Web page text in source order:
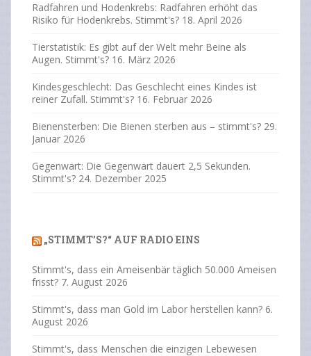
Radfahren und Hodenkrebs: Radfahren erhöht das
Risiko für Hodenkrebs. Stimmt's? 18. April 2026
Tierstatistik: Es gibt auf der Welt mehr Beine als
Augen. Stimmt's? 16. März 2026
Kindesgeschlecht: Das Geschlecht eines Kindes ist
reiner Zufall. Stimmt's? 16. Februar 2026
Bienensterben: Die Bienen sterben aus – stimmt's? 29.
Januar 2026
Gegenwart: Die Gegenwart dauert 2,5 Sekunden.
Stimmt's? 24. Dezember 2025
„STIMMT’S?“ AUF RADIO EINS
Stimmt's, dass ein Ameisenbär täglich 50.000 Ameisen
frisst? 7. August 2026
Stimmt's, dass man Gold im Labor herstellen kann? 6.
August 2026
Stimmt's, dass Menschen die einzigen Lebewesen